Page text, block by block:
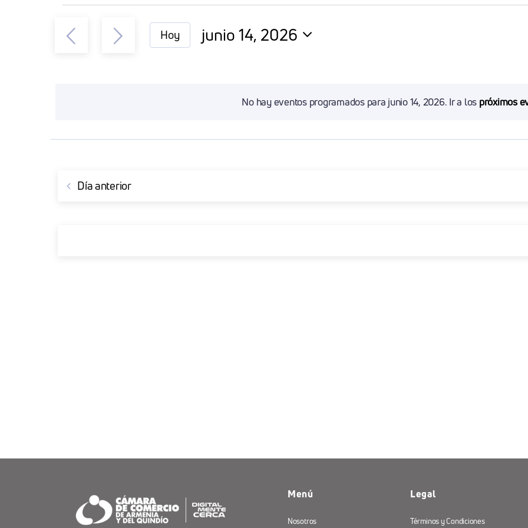
Eventos
14,
2026
Aviso
No hay eventos programados para junio 14, 2026. Ir a los próximos
Hoy
junio 14, 2026
Día anterior
Menú
Nosotros
Legal
Términos y Condiciones